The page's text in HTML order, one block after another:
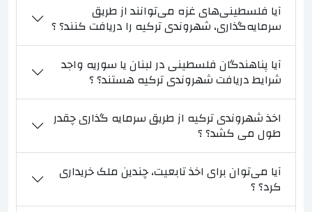
آیا فلسطینی‌های غزه می‌توانند از طریق
سرمایه‌گذاری، شهروندی ترکیه را دریافت کنند؟ ؟
آیا پناهندگان فلسطینی در لبنان یا سوریه واجد
شرایط دریافت شهروندی ترکیه هستند؟ ؟
اخذ شهروندی ترکیه از طریق سرمایه گذاری چقدر
طول می کشد؟ ؟
آیا می‌توان برای اخذ تابعیت، چندین ملک خریداری
کرد؟ ؟